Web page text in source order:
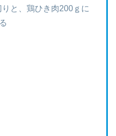
と、鶏ひき肉200ｇに